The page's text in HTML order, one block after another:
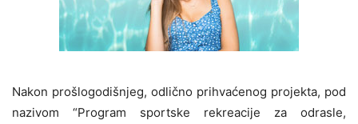
Nakon prošlogodišnjeg, odlično prihvaćenog projekta, pod
nazivom “Program sportske rekreacije za odrasle,